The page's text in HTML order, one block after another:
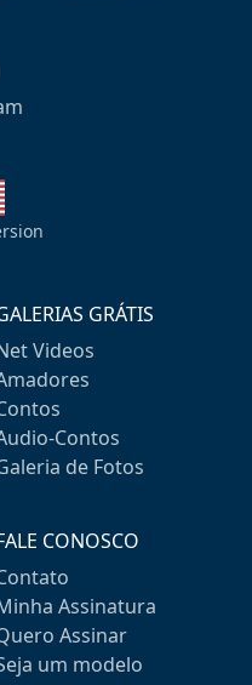
GRÁTIS
Videos
Contos
de Fotos
CONOSCO
Assinatura
Assinar
um modelo